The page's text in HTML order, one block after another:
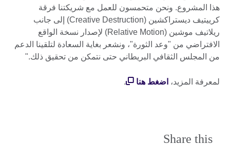
هذا المشروع. ونحن متحمسون للعمل مع شريكتنا فرقة
كرييتيف ديستراكشين (Creative Destruction) إلى جانب
ريلاتيف موشين (Relative Motion) لإصدار نسخة الواقع
الافتراضي من "وعد الثورة"، ونشعر بغاية السعادة لتلقينا الدعم
من المجلس الثقافي البريطاني حتى نتمكن من تحقيق ذلك."
لمعرفة المزيد، اضغط هنا .
Share this